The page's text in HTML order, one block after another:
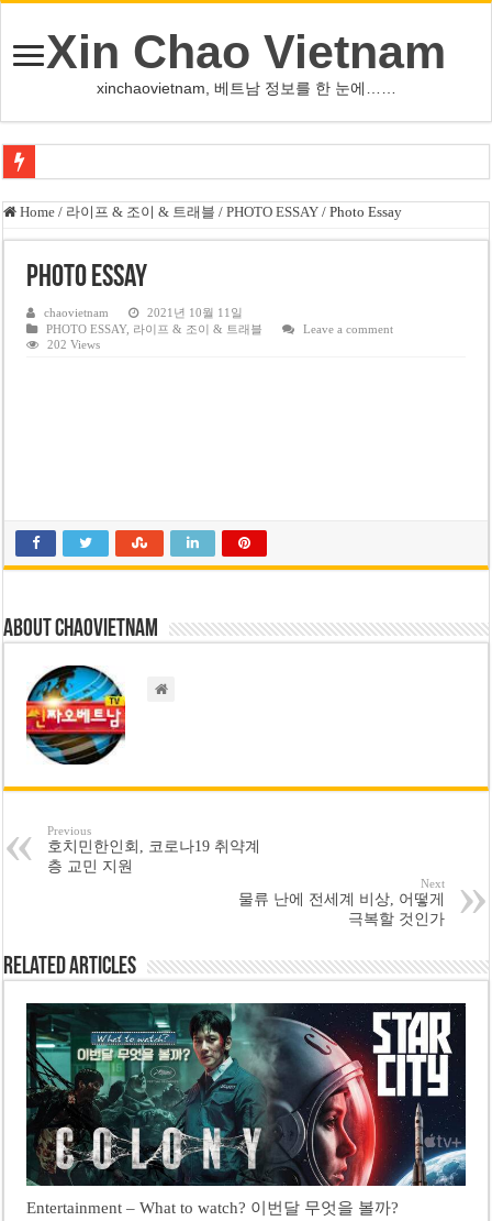
Xin Chao Vietnam
xinchaovietnam, 베트남 정보를 한 눈에……
쩐 타인 먼 베트남 국회의장 “외교 성과, 국가 위상 제고에 크게 기여”
싱가포르 하오마트, 마지막 프리미엄 매장 폐점… 적자·소송 악재 속 사업 축
베트남 은행 분기 순이익 1조 동 시대…비엣콤뱅크 등 5곳 돌파
PNJ, 다이아몬드 밀수 여파에 2분기 적자… 10월 임시 주총 개최
팜 녓 브엉 빈그룹 회장 딸, 그룹 계열사 경영에 첫 등장
베트남 세무당국, 납세자 정보 공개 기준·절차 명확화
Home / 라이프 & 조이 & 트래블 / PHOTO ESSAY / Photo Essay
Photo Essay
chaovietnam
2021년 10월 11일
PHOTO ESSAY, 라이프 & 조이 & 트래블
Leave a comment
202 Views
About chaovietnam
Previous
호치민한인회, 코로나19 취약계
층 교민 지원
Next
물류 난에 전세계 비상, 어떻게
극복할 것인가
Related Articles
Entertainment – What to watch? 이번달 무엇을 볼까?